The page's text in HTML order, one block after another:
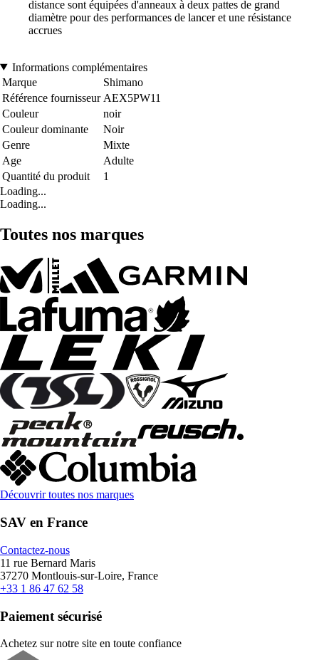
distance sont équipées d'anneaux à deux pattes de grand
diamètre pour des performances de lancer et une résistance
accrues
Informations complémentaires
Marque
Shimano
Référence fournisseur AEX5PW11
Couleur
noir
Couleur dominante
Noir
Genre
Mixte
Age
Adulte
Quantité du produit
1
Loading...
Loading...
Toutes nos marques
Découvrir toutes nos marques
SAV en France
Contactez-nous
11 rue Bernard Maris
37270 Montlouis-sur-Loire, France
+33 1 86 47 62 58
Paiement sécurisé
Achetez sur notre site en toute confiance